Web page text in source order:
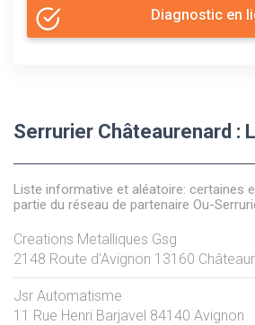
Diagnostic en
Serrurier Châteaurenard :
Liste informative et aléatoire: certaines
partie du réseau de partenaire Ou-
Creations Metalliques Gsg
2148 Route d'Avignon 13160
Jsr Automatisme
11 Rue Henri Barjavel 84140 Avignon